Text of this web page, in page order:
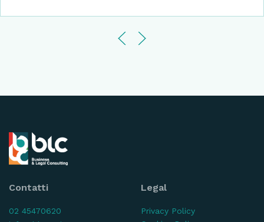
Contatti
02 45470620
Legal
Privacy Policy